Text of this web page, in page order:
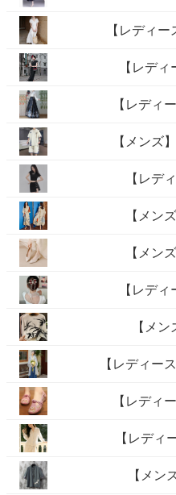
【レディ
【レデ
【レディ
【メンズ
【レデ
【メン
【メン
【レデ
【メ
【レディー
【レディ
【レディ
【メン